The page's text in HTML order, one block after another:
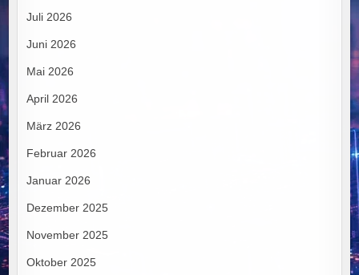
Juli 2026
Juni 2026
Mai 2026
April 2026
März 2026
Februar 2026
Januar 2026
Dezember 2025
November 2025
Oktober 2025